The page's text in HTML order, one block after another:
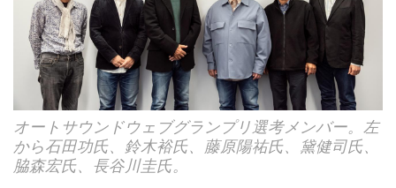
オートサウンドウェブグランプリ選考メンバー。左
から石田功氏、鈴木裕氏、藤原陽祐氏、黛健司氏、
脇森宏氏、長谷川圭氏。